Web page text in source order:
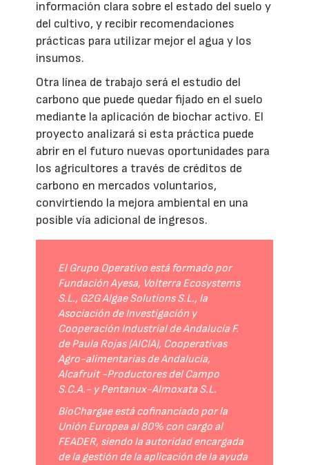
información clara sobre el estado del suelo y
del cultivo, y recibir recomendaciones
prácticas para utilizar mejor el agua y los
insumos.
Otra línea de trabajo será el estudio del
carbono que puede quedar fijado en el suelo
mediante la aplicación de biochar activo. El
proyecto analizará si esta práctica puede
abrir en el futuro nuevas oportunidades para
los agricultores a través de créditos de
carbono en mercados voluntarios,
convirtiendo la mejora ambiental en una
posible vía adicional de ingresos.
El Grupo Operativo está formado por
Fundación Ayesa, Volterra Ecosystems
S.L., G2G Algae Solutions S.L., la
Asociación de Investigación y
Cooperación Industrial de Andalucía F.
de Paula Rojas (AICIA), Cooperativas
Agro-alimentarias de Andalucía,
Alcafruit -Productores del Campo
S.C.A.- y Pentanux-Almoxata S.L.
BioChargae está cofinanciado por la
Unión Europea al 80% con cargo al
FEADER, siendo la autoridad encargada
de la gestión de la aplicación de la ayuda